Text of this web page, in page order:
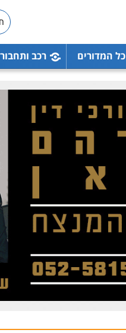
כל המדורים רכב